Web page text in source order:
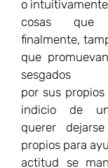
tiene
En síntesis, el
muy concreta:
vida bajo la
primero que
otras personas
el altruismo en
daño.